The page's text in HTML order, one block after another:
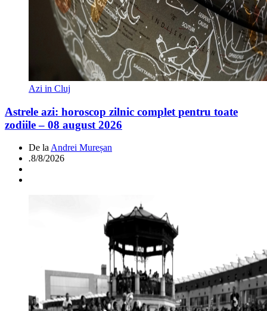
Azi in Cluj
Astrele azi: horoscop zilnic complet pentru toate
zodiile – 08 august 2026
De la Andrei Mureșan
.8/8/2026